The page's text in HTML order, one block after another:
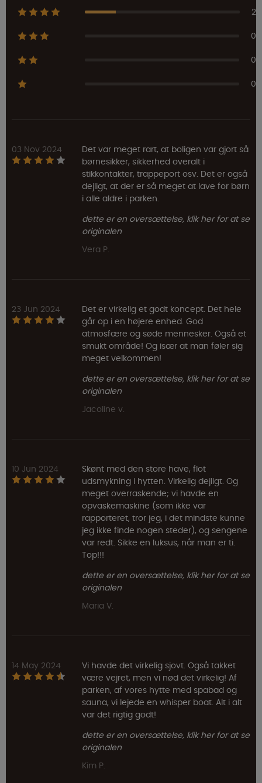
2
0
0
0
03 Nov 2024
Det var meget rart, at boligen var gjort så
børnesikker, sikkerhed overalt i
stikkontakter, trappeport osv. Det er også
dejligt, at der er så meget at lave for børn
i alle aldre i parken.
dette er en oversættelse, klik her for at se
originalen
Vera P.
23 Jun 2024
Det er virkelig et godt koncept. Det hele
går op i en højere enhed. God
atmosfære og søde mennesker. Også et
smukt område! Og især at man føler sig
meget velkommen!
dette er en oversættelse, klik her for at se
originalen
Jacoline v.
10 Jun 2024
Skønt med den store have, flot
udsmykning i hytten. Virkelig dejligt. Og
meget overraskende; vi havde en
opvaskemaskine (som ikke var
rapporteret, tror jeg, i det mindste kunne
jeg ikke finde nogen steder), og sengene
var redt. Sikke en luksus, når man er ti.
Top!!!
dette er en oversættelse, klik her for at se
originalen
Maria V.
14 May 2024
Vi havde det virkelig sjovt. Også takket
være vejret, men vi nød det virkelig! Af
parken, af vores hytte med spabad og
sauna, vi lejede en whisper boat. Alt i alt
var det rigtig godt!
dette er en oversættelse, klik her for at se
originalen
Kim P.